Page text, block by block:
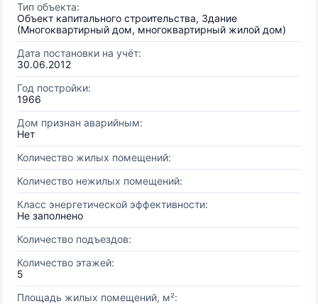
Тип объекта:
Объект капитального строительства, Здание
(Многоквартирный дом, многоквартирный жилой дом)
Дата постановки на учёт:
30.06.2012
Год постройки:
1966
Дом признан аварийным:
Нет
Количество жилых помещений:
Количество нежилых помещений:
Класс энергетической эффективности:
Не заполнено
Количество подъездов:
Количество этажей:
5
Площадь жилых помещений, м²: